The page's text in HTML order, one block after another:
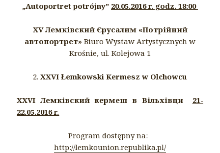
„Autoportret potrójny” 20.05.2016 r. godz. 18:00
XV Лемківский Єрусалим «Потрійний
автопортрет» Biuro Wystaw Artystycznych w
Krośnie, ul. Kolejowa 1
2. XXVI Łemkowski Kermesz w Olchowcu
XXVI Лемківский кeрмеш в Вільхівци 21-
22.05.2016 r.
Program dostępny na:
http://lemkounion.republika.pl/